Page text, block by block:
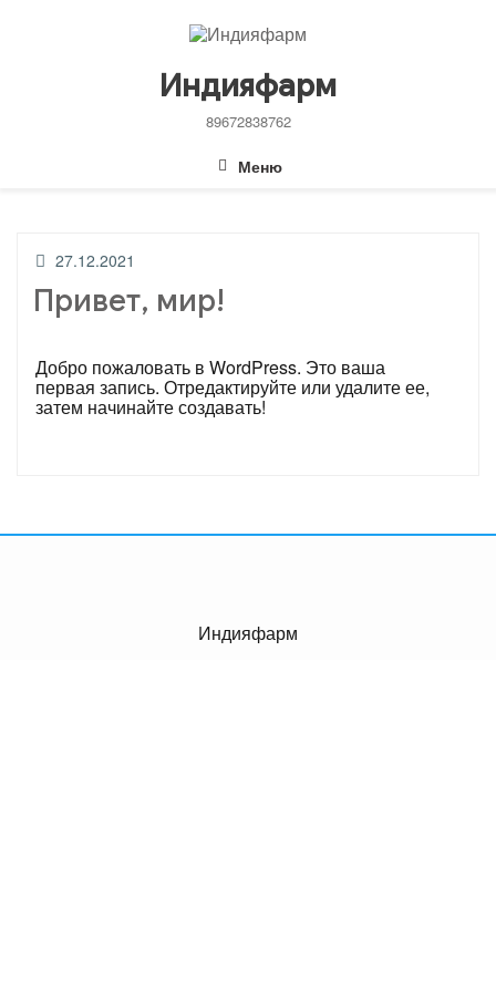
Индияфарм
89672838762
Меню
ОПУБЛИКОВАНО
27.12.2021
Привет, мир!
Добро пожаловать в WordPress. Это ваша
первая запись. Отредактируйте или удалите ее,
затем начинайте создавать!
Индияфарм